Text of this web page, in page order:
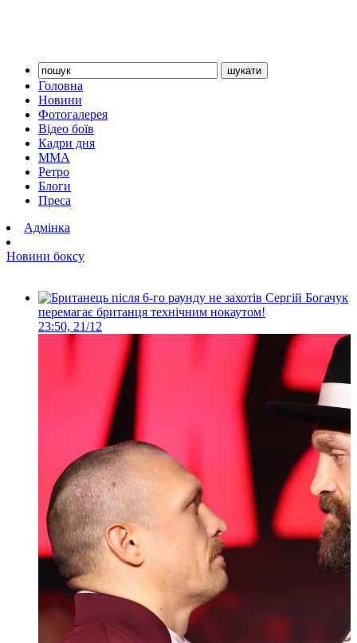
Головна
Новини
Фотогалерея
Відео боїв
Кадри дня
ММА
Ретро
Блоги
Преса
Адмінка
Новини боксу
Сергій Богачук
перемагає британця технічним нокаутом!
23:50, 21/12